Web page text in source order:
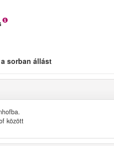
sorban állást
között